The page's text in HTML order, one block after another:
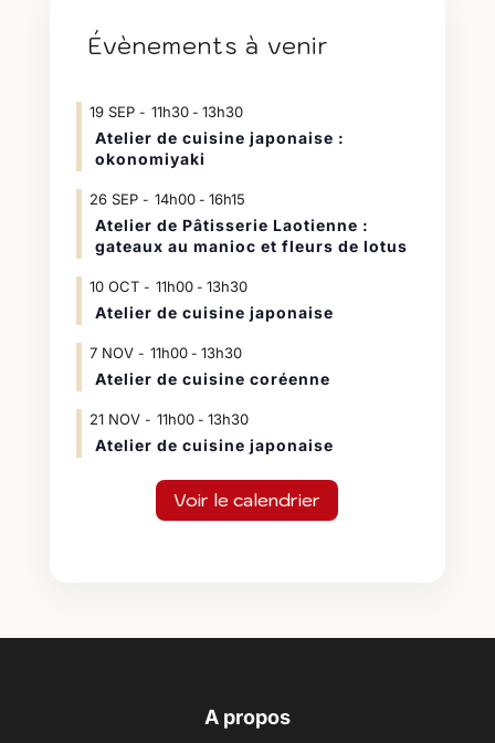
Évènements à venir
19 SEP 11h30- 13h30
Atelier de cuisine japonaise :
okonomiyaki
26 SEP 14h00- 16h15
Atelier de Pâtisserie Laotienne :
gateaux au manioc et fleurs de lotus
10 OCT 11h00- 13h30
Atelier de cuisine japonaise
7 NOV 11h00- 13h30
Atelier de cuisine coréenne
21 NOV 11h00- 13h30
Atelier de cuisine japonaise
Voir le calendrier
A propos